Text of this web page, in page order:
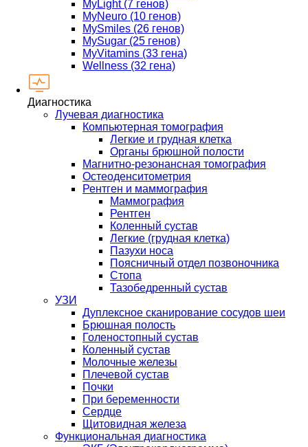
MyLight (7 генов)
MyNeuro (10 генов)
MySmiles (26 генов)
MySugar (25 генов)
MyVitamins (33 гена)
Wellness (32 гена)
Диагностика
Лучевая диагностика
Компьютерная томография
Легкие и грудная клетка
Органы брюшной полости
Магнитно-резонансная томография
Остеоденситометрия
Рентген и маммография
Маммография
Рентген
Коленный сустав
Легкие (грудная клетка)
Пазухи носа
Поясничный отдел позвоночника
Стопа
Тазобедренный сустав
УЗИ
Дуплексное сканирование сосудов шеи
Брюшная полость
Голеностопный сустав
Коленный сустав
Молочные железы
Плечевой сустав
Почки
При беременности
Сердце
Щитовидная железа
Функциональная диагностика